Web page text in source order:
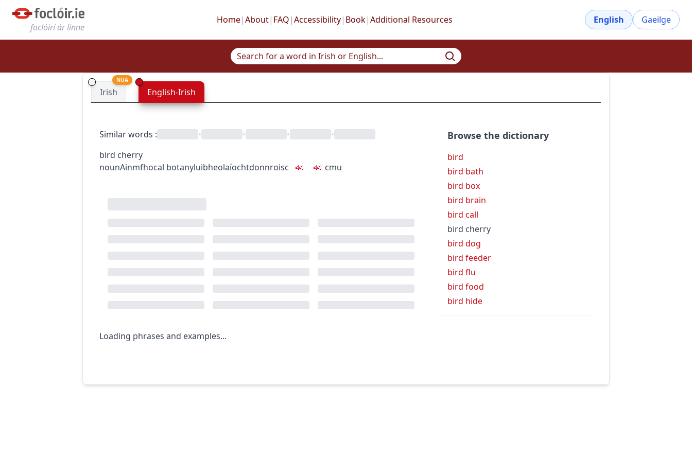
foclóirí ár linne
Home|About| FAQ |Accessibility| Book|Additional Resources English Gaeilge
Irish
NUA
English-Irish
Similar words : • • •
•
bird cherry
nounAinmfhocal botanyluibheolaíochtdonnroisc cmu
Loading phrases and examples...
Browse the dictionary
bird
bird bath
bird box
bird brain
bird call
bird cherry
bird dog
bird feeder
bird flu
bird food
bird hide